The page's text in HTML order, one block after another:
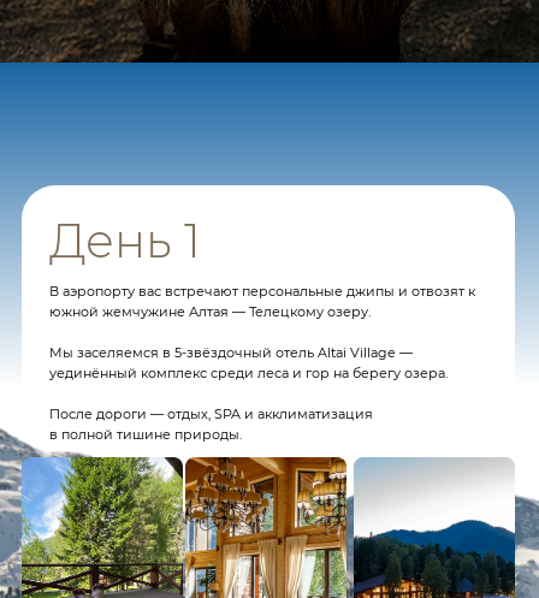
Учар, Каменные Грибы, потрясающие горы.
Мы совершаем посадку у могучего водопада Куркуре —
священного места силы.
День 4
Ранний выезд по Чуйскому тракту — одной из красивейших
трасс России. Мы увидим:
— снежные пики Северо-Чуйского хребта
— мистическое Гейзерное озеро